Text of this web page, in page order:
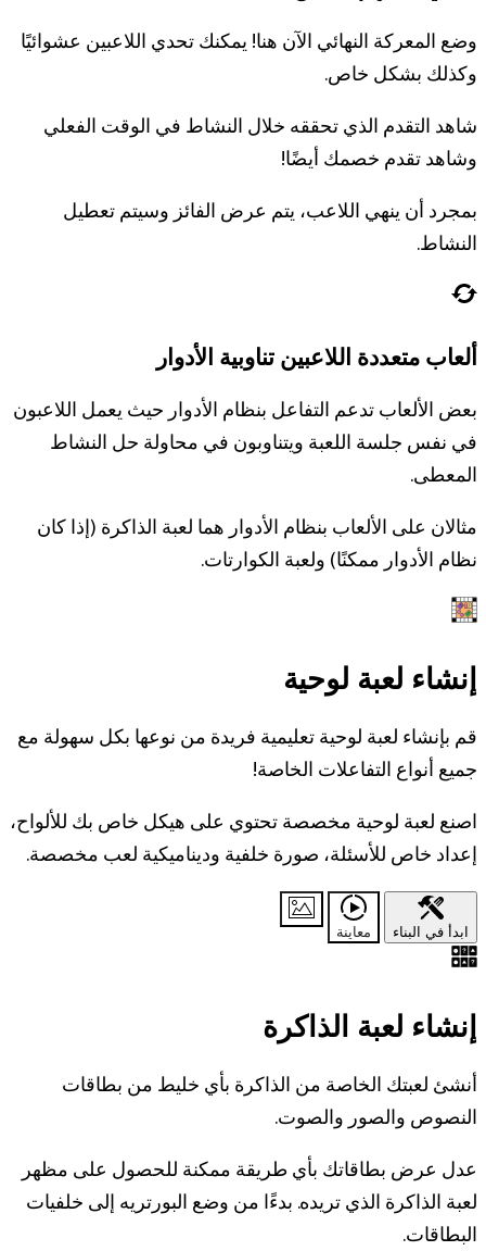
وضع المعركة النهائي الآن هنا! يمكنك تحدي اللاعبين عشوائيًا
وكذلك بشكل خاص.
شاهد التقدم الذي تحققه خلال النشاط في الوقت الفعلي
وشاهد تقدم خصمك أيضًا!
بمجرد أن ينهي اللاعب، يتم عرض الفائز وسيتم تعطيل
النشاط.
ألعاب متعددة اللاعبين تناوبية الأدوار
بعض الألعاب تدعم التفاعل بنظام الأدوار حيث يعمل اللاعبون
في نفس جلسة اللعبة ويتناوبون في محاولة حل النشاط
المعطى.
مثالان على الألعاب بنظام الأدوار هما لعبة الذاكرة (إذا كان
نظام الأدوار ممكنًا) ولعبة الكوارتات.
إنشاء لعبة لوحية
قم بإنشاء لعبة لوحية تعليمية فريدة من نوعها بكل سهولة مع
جميع أنواع التفاعلات الخاصة!
اصنع لعبة لوحية مخصصة تحتوي على هيكل خاص بك للألواح،
إعداد خاص للأسئلة، صورة خلفية وديناميكية لعب مخصصة.
ابدأ في البناء معاينة
إنشاء لعبة الذاكرة
أنشئ لعبتك الخاصة من الذاكرة بأي خليط من بطاقات
النصوص والصور والصوت.
عدل عرض بطاقاتك بأي طريقة ممكنة للحصول على مظهر
لعبة الذاكرة الذي تريده. بدءًا من وضع البورتريه إلى خلفيات
البطاقات.